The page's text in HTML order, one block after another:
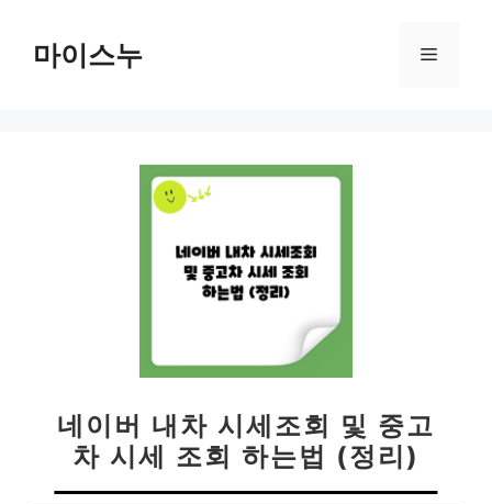
마이스누 메
네이버 내차 시세조회 및 중고
차 시세 조회 하는법 (정리)